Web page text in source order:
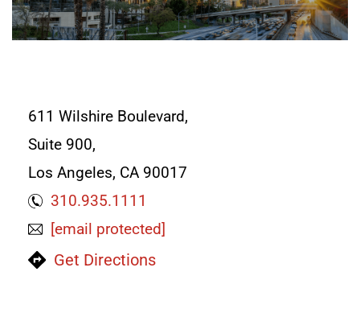
611 Wilshire Boulevard,
Suite 900,
Los Angeles, CA 90017
310.935.1111
[email protected]
Get Directions